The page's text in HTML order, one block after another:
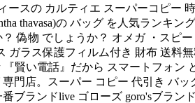
スの カルティエ スーパーコピー
thavasa)の バッグ を人気ランキン
偽物 でしょうか？ オメガ ・スピ
ガラス保護フィルム付き 財布 送料
賢い電話』だから スマートフォ
門店。スーパー コピー 代引き バ
ブランドlive ゴローズ goro'sブラ